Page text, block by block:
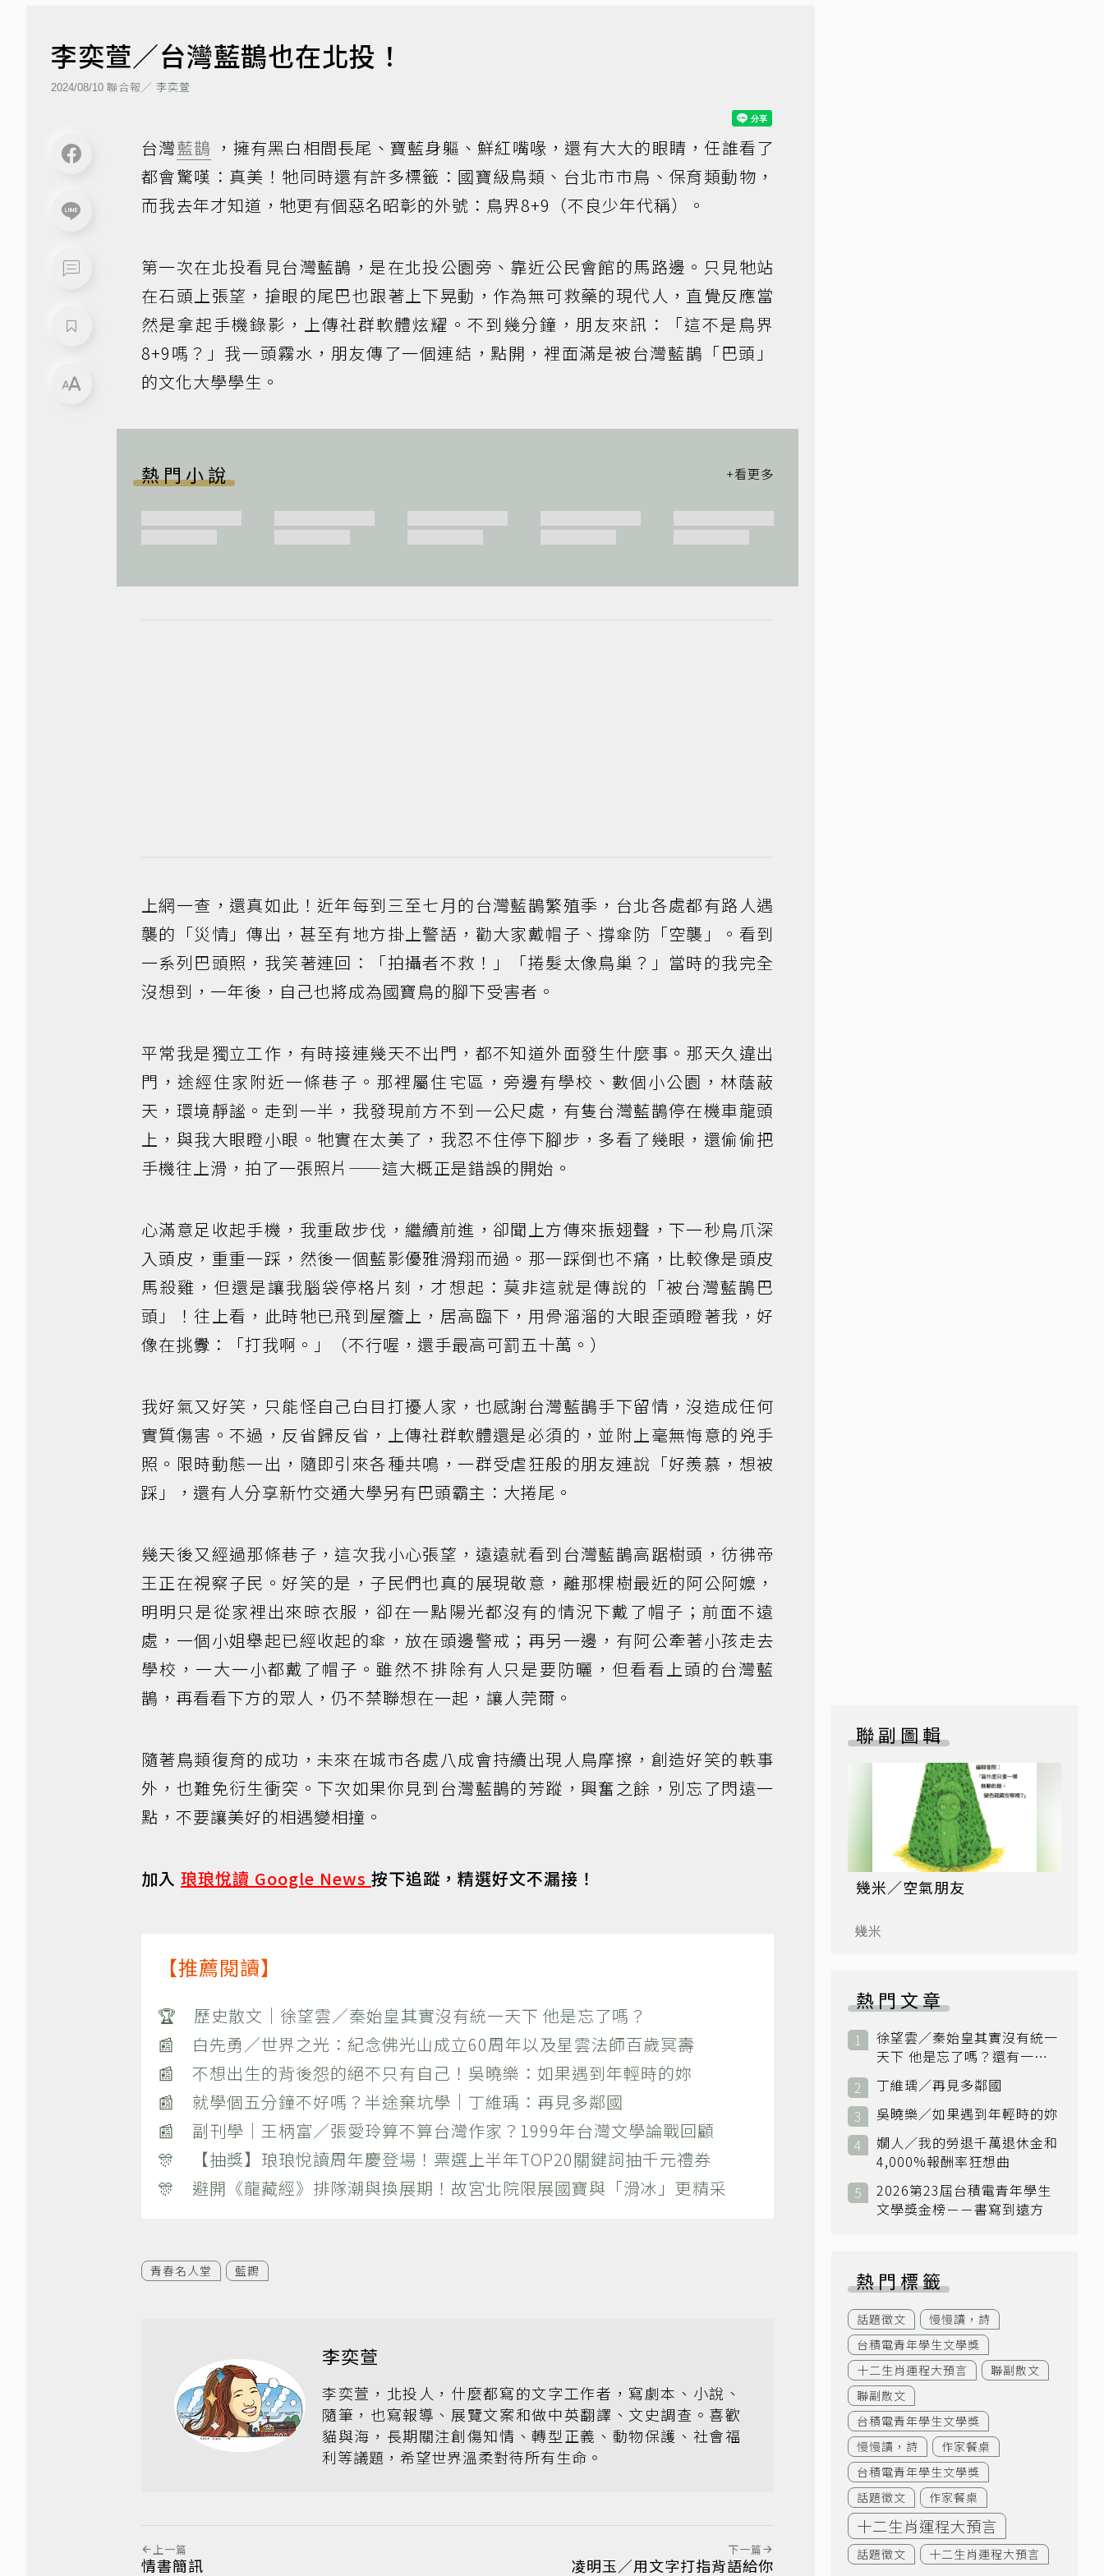
李奕萱／台灣藍鵲也在北投！
2024/08/10 聯合報／ 李奕萱
台灣藍鵲 ，擁有黑白相間長尾、寶藍身軀、鮮紅嘴喙，還有大大的眼睛，任誰看了
都會驚嘆：真美！牠同時還有許多標籤：國寶級鳥類、台北市市鳥、保育類動物，
而我去年才知道，牠更有個惡名昭彰的外號：鳥界8+9（不良少年代稱）。
第一次在北投看見台灣藍鵲，是在北投公園旁、靠近公民會館的馬路邊。只見牠站
在石頭上張望，搶眼的尾巴也跟著上下晃動，作為無可救藥的現代人，直覺反應當
然是拿起手機錄影，上傳社群軟體炫耀。不到幾分鐘，朋友來訊：「這不是鳥界
8+9嗎？」我一頭霧水，朋友傳了一個連結，點開，裡面滿是被台灣藍鵲「巴頭」
的文化大學學生。
熱門小說
上網一查，還真如此！近年每到三至七月的台灣藍鵲繁殖季，台北各處都有路人遇
襲的「災情」傳出，甚至有地方掛上警語，勸大家戴帽子、撐傘防「空襲」。看到
一系列巴頭照，我笑著連回：「拍攝者不救！」「捲髮太像鳥巢？」當時的我完全
沒想到，一年後，自己也將成為國寶鳥的腳下受害者。
平常我是獨立工作，有時接連幾天不出門，都不知道外面發生什麼事。那天久違出
門，途經住家附近一條巷子。那裡屬住宅區，旁邊有學校、數個小公園，林蔭蔽
天，環境靜謐。走到一半，我發現前方不到一公尺處，有隻台灣藍鵲停在機車龍頭
上，與我大眼瞪小眼。牠實在太美了，我忍不住停下腳步，多看了幾眼，還偷偷把
手機往上滑，拍了一張照片——這大概正是錯誤的開始。
心滿意足收起手機，我重啟步伐，繼續前進，卻聞上方傳來振翅聲，下一秒鳥爪深
入頭皮，重重一踩，然後一個藍影優雅滑翔而過。那一踩倒也不痛，比較像是頭皮
馬殺雞，但還是讓我腦袋停格片刻，才想起：莫非這就是傳說的「被台灣藍鵲巴
頭」！往上看，此時牠已飛到屋簷上，居高臨下，用骨溜溜的大眼歪頭瞪著我，好
像在挑釁：「打我啊。」（不行喔，還手最高可罰五十萬。）
我好氣又好笑，只能怪自己白目打擾人家，也感謝台灣藍鵲手下留情，沒造成任何
實質傷害。不過，反省歸反省，上傳社群軟體還是必須的，並附上毫無悔意的兇手
照。限時動態一出，隨即引來各種共鳴，一群受虐狂般的朋友連說「好羨慕，想被
踩」，還有人分享新竹交通大學另有巴頭霸主：大捲尾。
幾天後又經過那條巷子，這次我小心張望，遠遠就看到台灣藍鵲高踞樹頭，彷彿帝
王正在視察子民。好笑的是，子民們也真的展現敬意，離那棵樹最近的阿公阿嬤，
明明只是從家裡出來晾衣服，卻在一點陽光都沒有的情況下戴了帽子；前面不遠
處，一個小姐舉起已經收起的傘，放在頭邊警戒；再另一邊，有阿公牽著小孩走去
學校，一大一小都戴了帽子。雖然不排除有人只是要防曬，但看看上頭的台灣藍
鵲，再看看下方的眾人，仍不禁聯想在一起，讓人莞爾。
隨著鳥類復育的成功，未來在城市各處八成會持續出現人鳥摩擦，創造好笑的軼事
外，也難免衍生衝突。下次如果你見到台灣藍鵲的芳蹤，興奮之餘，別忘了閃遠一
點，不要讓美好的相遇變相撞。
加入 琅琅悅讀 Google News 按下追蹤，精選好文不漏接！
【推薦閱讀】
🏆 歷史散文｜徐望雲／秦始皇其實沒有統一天下 他是忘了嗎？
📰 白先勇／世界之光：紀念佛光山成立60周年以及星雲法師百歲冥壽
📰 不想出生的背後怨的絕不只有自己！吳曉樂：如果遇到年輕時的妳
📰 就學個五分鐘不好嗎？半途棄坑學｜丁維瑀：再見多鄰國
📰 副刊學｜王柄富／張愛玲算不算台灣作家？1999年台灣文學論戰回顧
🎊 【抽獎】琅琅悅讀周年慶登場！票選上半年TOP20關鍵詞抽千元禮券
🎊 避開《龍藏經》排隊潮與換展期！故宮北院限展國寶與「滑冰」更精采
青春名人堂 藍鵲
李奕萱
李奕萱，北投人，什麼都寫的文字工作者，寫劇本、小說、
隨筆，也寫報導、展覽文案和做中英翻譯、文史調查。喜歡
貓與海，長期關注創傷知情、轉型正義、動物保護、社會福
利等議題，希望世界溫柔對待所有生命。
上一篇
情書簡訊
下一篇
凌明玉／用文字打指背語給你
聯副圖輯
幾米／空氣朋友
幾米
熱門文章
徐望雲／秦始皇其實沒有統一
天下 他是忘了嗎？還有一個
小國：衛國
丁維瑀／再見多鄰國
吳曉樂／如果遇到年輕時的妳
嫺人／我的勞退千萬退休金和
4,000%報酬率狂想曲
2026第23屆台積電青年學生
文學獎金榜－－書寫到遠方
熱門標籤
話題徵文
慢慢讀，詩
台積電青年學生文學獎
十二生肖運程大預言
聯副散文
聯副散文
台積電青年學生文學獎
慢慢讀，詩
作家餐桌
台積電青年學生文學獎
話題徵文
作家餐桌
十二生肖運程大預言
話題徵文 十二生肖運程大預言